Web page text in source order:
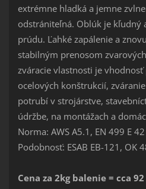
extrémne hladká a jemne
odstrániteľná. Oblúk je kľudný
prúdu. Ľahké zapálenie a
stabilným prenosom
zváracie vlastnosti je
ocelových konštrukcií,
potrubí v strojárstve,
údržbe, na montážach a
Norma: AWS A5.1, EN 499 E
Podobnosť: ESAB EB-121, OK
Cena za 2kg balenie = cca